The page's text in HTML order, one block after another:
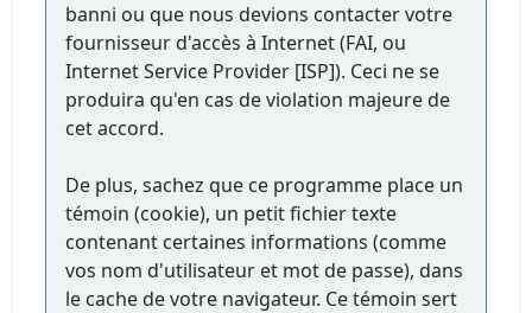
banni ou que nous devions contacter votre
fournisseur d'accès à Internet (FAI, ou
Internet Service Provider [ISP]). Ceci ne se
produira qu'en cas de violation majeure de
cet accord.
De plus, sachez que ce programme place un
témoin (cookie), un petit fichier texte
contenant certaines informations (comme
vos nom d'utilisateur et mot de passe), dans
le cache de votre navigateur. Ce témoin sert